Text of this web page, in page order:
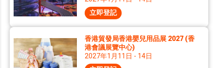
立即登記
香港貿發局香港嬰兒用品展 2027 (香
港會議展覽中心)
2027年1月11日 - 14日